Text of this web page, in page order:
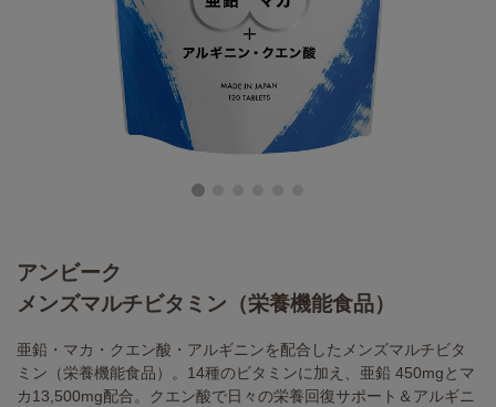
アンビーク
メンズマルチビタミン（栄養機能食品）
亜鉛・マカ・クエン酸・アルギニンを配合したメンズマルチビタ
ミン（栄養機能食品）。14種のビタミンに加え、亜鉛 450mgとマ
カ13,500mg配合。クエン酸で日々の栄養回復サポート＆アルギニ